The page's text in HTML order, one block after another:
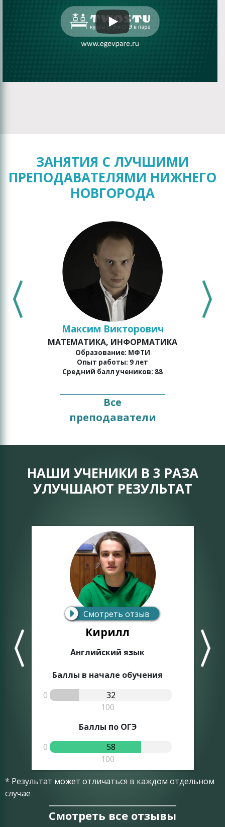
ЗАНЯТИЯ С ЛУЧШИМИ
ПРЕПОДАВАТЕЛЯМИ НИЖНЕГО
НОВГОРОДА
Максим Викторович
МАТЕМАТИКА, ИНФОРМАТИКА
Образование: МФТИ
Опыт работы: 9 лет
Средний балл учеников: 88
Все
преподаватели
НАШИ УЧЕНИКИ В 3 РАЗА
УЛУЧШАЮТ РЕЗУЛЬТАТ
Смотреть отзыв
Кирилл
Английский язык
Баллы в начале обучения
0
32
100
Баллы по ОГЭ
0
58
100
* Результат может отличаться в каждом отдельном
случае
Смотреть все отзывы